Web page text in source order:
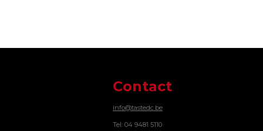
Contact
info@tastedc.be
Tel: 04 9481 5110